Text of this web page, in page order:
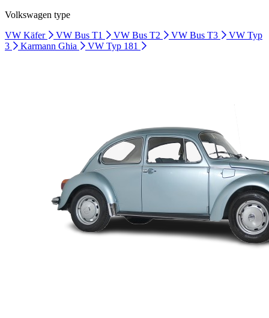
Volkswagen type
VW Käfer
VW Bus T1 VW Bus T2 VW Bus T3
VW Typ
3
Karmann Ghia VW Typ 181